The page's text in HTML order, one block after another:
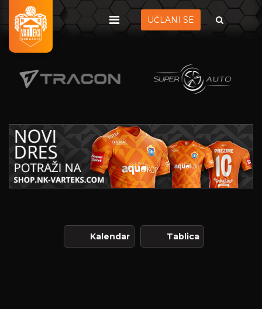
UČLANI SE
Kalendar Tablica